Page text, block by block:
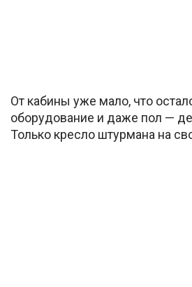
От кабины уже мало, что
оборудование и даже пол —
Только кресло штурмана на